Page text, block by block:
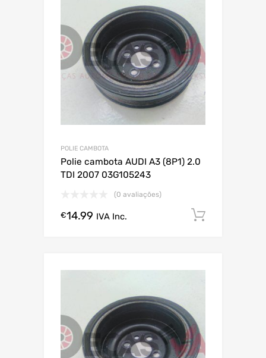
POLIE CAMBOTA
Polie cambota AUDI A3 (8P1) 2.0
TDI 2007 03G105243
(0 avaliações)
€14.99 IVA Inc.